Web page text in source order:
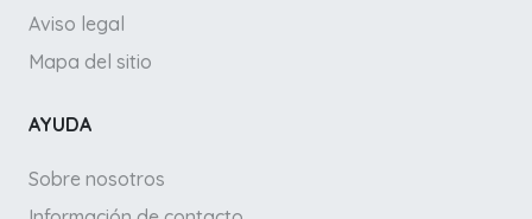
Aviso legal
Mapa del sitio
AYUDA
Sobre nosotros